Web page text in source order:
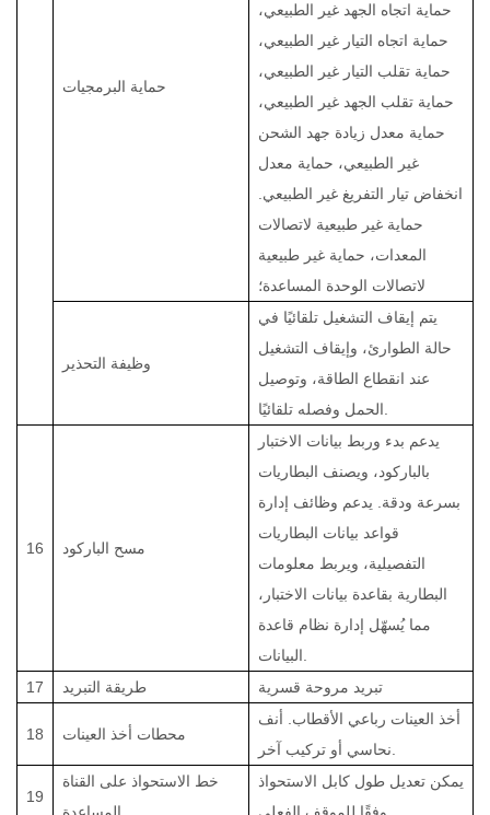
حماية البرمجيات
حماية اتجاه الجهد غير الطبيعي،
حماية اتجاه التيار غير الطبيعي،
حماية تقلب التيار غير الطبيعي،
حماية تقلب الجهد غير الطبيعي،
حماية معدل زيادة جهد الشحن
غير الطبيعي، حماية معدل
انخفاض تيار التفريغ غير الطبيعي.
حماية غير طبيعية لاتصالات
المعدات، حماية غير طبيعية
لاتصالات الوحدة المساعدة؛
وظيفة التحذير
يتم إيقاف التشغيل تلقائيًا في
حالة الطوارئ، وإيقاف التشغيل
عند انقطاع الطاقة، وتوصيل
الحمل وفصله تلقائيًا.
16 مسح الباركود
يدعم بدء وربط بيانات الاختبار
بالباركود، ويصنف البطاريات
بسرعة ودقة. يدعم وظائف إدارة
قواعد بيانات البطاريات
التفصيلية، ويربط معلومات
البطارية بقاعدة بيانات الاختبار،
مما يُسهّل إدارة نظام قاعدة
البيانات.
17
طريقة التبريد تبريد مروحة قسرية
18 محطات أخذ العينات
أخذ العينات رباعي الأقطاب. أنف
نحاسي أو تركيب آخر.
19
خط الاستحواذ على القناة
يمكن تعديل طول كابل الاستحواذ